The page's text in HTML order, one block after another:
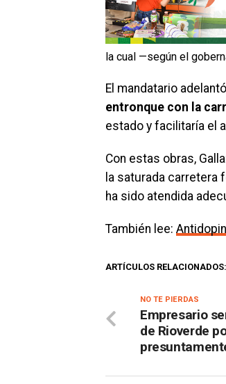
la cual —según el
El mandatario
entronque con la
estado y facilitaría el
Con estas obras,
la saturada
ha sido atendida
También lee:
ARTÍCULOS RELACIONADOS:
NO TE PIERDAS
Empresario
de Rioverde